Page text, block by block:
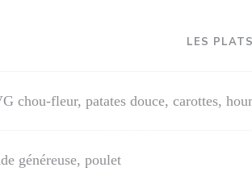
LES
chou-fleur, patates douce, carottes,
généreuse, poulet